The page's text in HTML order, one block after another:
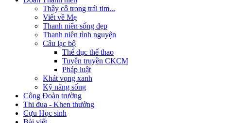
Thầy cô trong trái tim...
Viết về Mẹ
Thanh niên sống đẹp
Thanh niên tình nguyện
Câu lạc bộ
Thể dục thể thao
Tuyên truyền CKCM
Pháp luật
Khát vọng xanh
Kỹ năng sống
Công Đoàn trường
Thi đua - Khen thưởng
Cựu Học sinh